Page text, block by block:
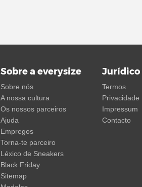
Sobre a everysize
Sobre nós
A nossa cultura
Os nossos parceiros
Ajuda
Empregos
Torna-te parceiro
Léxico de Sneakers
Black Friday
Sitemap
Jurídico
Termos
Privacidade
Impressum
Contacto